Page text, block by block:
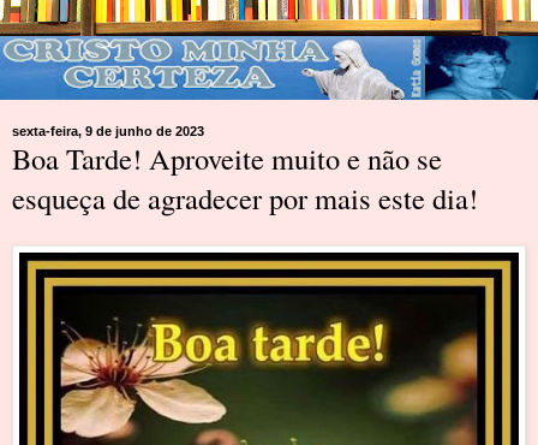
sexta-feira, 9 de junho de 2023
Boa Tarde! Aproveite muito e não se
esqueça de agradecer por mais este dia!